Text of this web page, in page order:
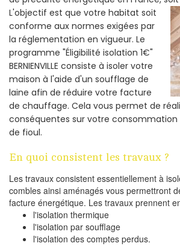
L'objectif est que votre habitat soit
conforme aux normes exigées par
la réglementation en vigueur. Le
programme "Éligibilité isolation 1€"
BERNIENVILLE consiste à isoler votre
maison à l'aide d'un soufflage de
laine afin de réduire votre facture
de chauffage. Cela vous permet de
conséquentes sur votre consommation
de fioul.
En quoi consistent les travaux ?
Les travaux consistent essentiellement à
combles ainsi aménagés vous permettront
facture énergétique. Les travaux prennent
l'isolation thermique
l'isolation par soufflage
l'isolation des comptes perdus.